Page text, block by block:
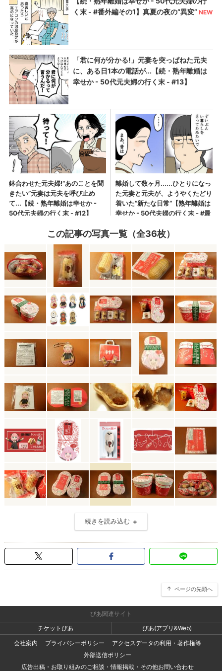
この記事の写真一覧（全36枚）
続きを読み込む
ページの先頭へ
ぴあ関連サイト
チケットぴあ
ぴあ(アプリ&Web)
会社案内
プライバシーポリシー
アクセスデータの利用・著作権等
外部送信ポリシー
広告出稿・お取り組みのご相談・情報掲載・その他お問い合わせ